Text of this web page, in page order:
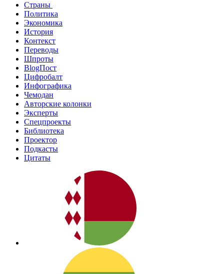
Страны
Политика
Экономика
История
Контекст
Переводы
Шпроты
BlogПост
Цифробалт
Инфографика
Чемодан
Авторские колонки
Эксперты
Спецпроекты
Библиотека
Проектор
Подкасты
Цитаты